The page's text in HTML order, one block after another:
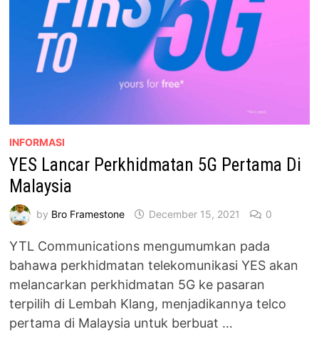
INFORMASI
YES Lancar Perkhidmatan 5G Pertama Di
Malaysia
by Bro Framestone December 15, 2021 0
YTL Communications mengumumkan pada
bahawa perkhidmatan telekomunikasi YES akan
melancarkan perkhidmatan 5G ke pasaran
terpilih di Lembah Klang, menjadikannya telco
pertama di Malaysia untuk berbuat …